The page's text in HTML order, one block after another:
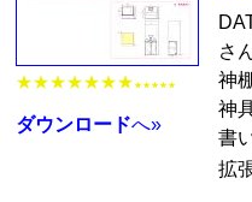
★★★★★★★ ★★★★★
ダウンロードへ»
さ
神
神
書
拡